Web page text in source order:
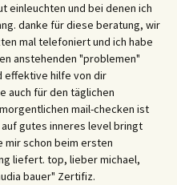
einleuchten und bei denen ich
danke für diese beratung, wir
mal telefoniert und ich habe
anstehenden "problemen"
effektive hilfe von dir
auch für den täglichen
mail-checken ist
gutes inneres level bringt
schon beim ersten
liefert. top, lieber michael,
bauer" Zertifiz.